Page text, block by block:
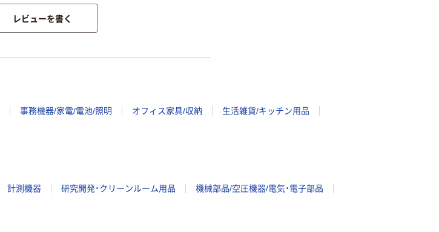
レビューを書く
事務機器/家電/電池/照明 オフィス家具/収納 生活雑貨/キッチン用品
計測機器 研究開発・クリーンルーム用品 機械部品/空圧機器/電気・電子部品